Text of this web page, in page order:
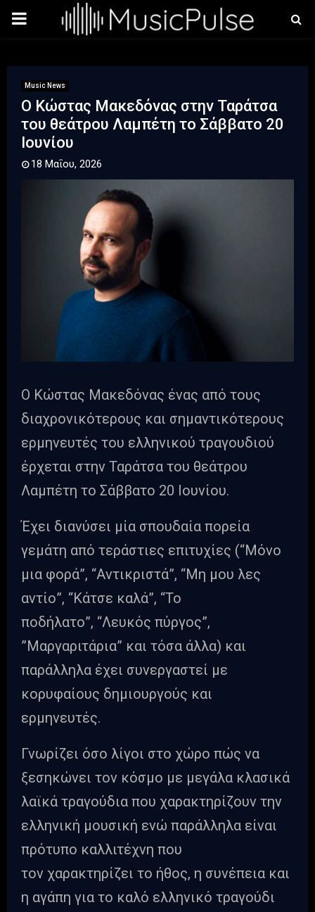
PRIMARY
Music News
Ο Κώστας Μακεδόνας στην Ταράτσα
του θεάτρου Λαμπέτη το Σάββατο 20
Ιουνίου
18 Μαΐου, 2026
Ο Κώστας Μακεδόνας ένας από τους
διαχρονικότερους και σημαντικότερους
ερμηνευτές του ελληνικού τραγουδιού
έρχεται στην Ταράτσα του θεάτρου
Λαμπέτη το Σάββατο 20 Ιουνίου.
Έχει διανύσει μία σπουδαία πορεία
γεμάτη από τεράστιες επιτυχίες (“Μόνο
μια φορά”, “Αντικριστά”, “Μη μου λες
αντίο”, “Κάτσε καλά”, “Το
ποδήλατο”, “Λευκός πύργος”,
”Μαργαριτάρια” και τόσα άλλα) και
παράλληλα έχει συνεργαστεί με
κορυφαίους δημιουργούς και
ερμηνευτές.
Γνωρίζει όσο λίγοι στο χώρο πώς να
ξεσηκώνει τον κόσμο με μεγάλα κλασικά
λαϊκά τραγούδια που χαρακτηρίζουν την
ελληνική μουσική ενώ παράλληλα είναι
πρότυπο καλλιτέχνη που
τον χαρακτηρίζει το ήθος, η συνέπεια και
η αγάπη για το καλό ελληνικό τραγούδι